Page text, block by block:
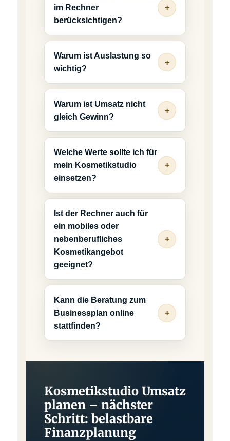
im Rechner
berücksichtigen?
Warum ist Auslastung so
wichtig?
Warum ist Umsatz nicht
gleich Gewinn?
Welche Werte sollte ich für
mein Kosmetikstudio
einsetzen?
Ist der Rechner auch für
ein mobiles oder
nebenberufliches
Kosmetikangebot
geeignet?
Kann die Beratung zum
Businessplan online
stattfinden?
Kosmetikstudio Umsatz
planen – nächster
Schritt: belastbare
Finanzplanung